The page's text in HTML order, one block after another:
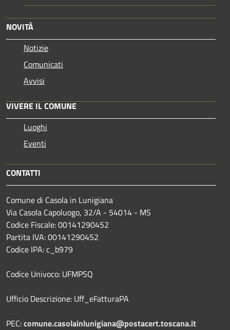
NOVITÀ
Notizie
Comunicati
Avvisi
VIVERE IL COMUNE
Luoghi
Eventi
CONTATTI
Comune di Casola in Lunigiana
Via Casola Capoluogo, 32/A - 54014 - MS
Codice Fiscale: 00141290452
Partita IVA: 00141290452
Codice IPA: c_b979
Codice Univoco: UFMPSQ
Ufficio Descrizione: Uff_eFatturaPA
PEC:comune.casolainlunigiana@postacert.toscana.it